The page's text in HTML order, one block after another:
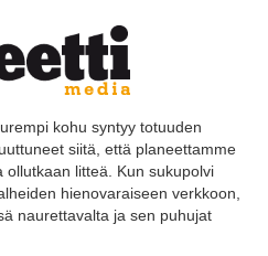
kohu syntyy totuuden
siitä, että planeettamme
litteä. Kun sukupolvi
hienovaraiseen verkkoon,
naurettavalta ja sen puhujat